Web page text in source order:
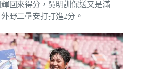
回來得分，吳明訓保送又是滿
野二壘安打打進2分。